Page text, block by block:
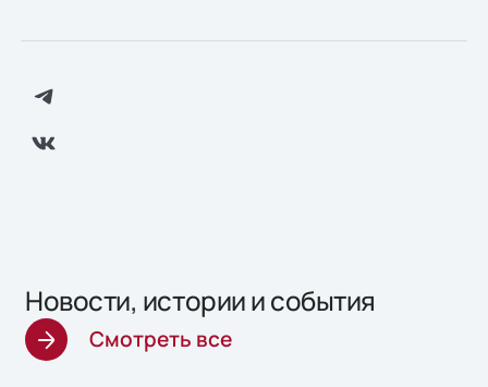
Новости, истории и события
Смотреть все